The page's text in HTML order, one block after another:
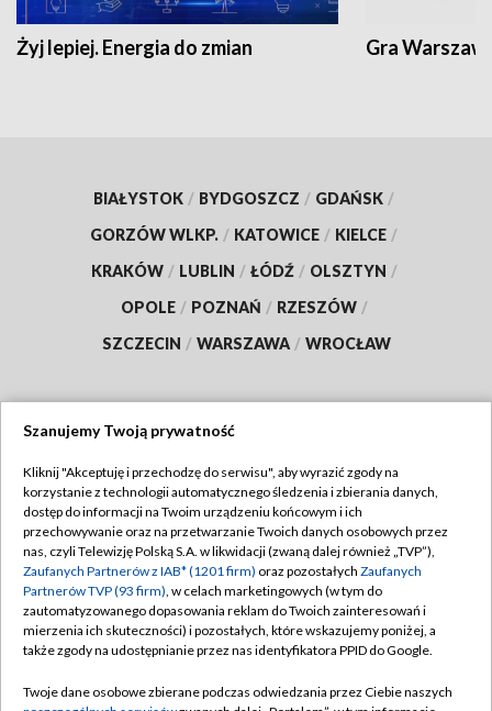
Żyj lepiej. Energia do zmian Gra
BIAŁYSTOK / BYDGOSZCZ / GDAŃSK /
GORZÓW WLKP. / KATOWICE / KIELCE /
KRAKÓW / LUBLIN / ŁÓDŹ / OLSZTYN /
OPOLE / POZNAŃ / RZESZÓW /
SZCZECIN / WARSZAWA / WROCŁAW
TVP
Abonament TVP
Emisja w TVP
Centrum informacji TVP
Naziemna Telewizja Cyfrowa
Regulamin TVP
Polityka prywatności
Moje zgody
Pomoc
Szanujemy Twoją prywatność
Kliknij "Akceptuję i przechodzę do serwisu", aby wyrazić zgody na
korzystanie z technologii automatycznego śledzenia i zbierania danych,
dostęp do informacji na Twoim urządzeniu końcowym i ich
przechowywanie oraz na przetwarzanie Twoich danych osobowych przez
nas, czyli Telewizję Polską S.A. w likwidacji (zwaną dalej również „TVP”),
Zaufanych Partnerów z IAB* (1201 firm) oraz pozostałych Zaufanych
Partnerów TVP (93 firm), w celach marketingowych (w tym do
zautomatyzowanego dopasowania reklam do Twoich zainteresowań i
mierzenia ich skuteczności) i pozostałych, które wskazujemy poniżej, a
także zgody na udostępnianie przez nas identyfikatora PPID do Google.
Twoje dane osobowe zbierane podczas odwiedzania przez Ciebie naszych